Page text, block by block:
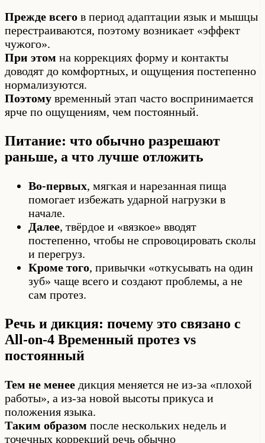
Прежде всего в период адаптации язык и мышцы
перестраиваются, поэтому возникает «эффект
чужого».
При этом на коррекциях форму и контакты
доводят до комфортных, и ощущения постепенно
нормализуются.
Поэтому временный этап часто воспринимается
ярче по ощущениям, чем постоянный.
Питание: что обычно разрешают
раньше, а что лучше отложить
Во-первых, мягкая и нарезанная пища
помогает избежать ударной нагрузки в
начале.
Далее, твёрдое и «вязкое» вводят
постепенно, чтобы не спровоцировать сколы
и перегруз.
Кроме того, привычки «откусывать на один
зуб» чаще всего и создают проблемы, а не
сам протез.
Речь и дикция: почему это связано с
All-on-4 Временный протез vs
постоянный
Тем не менее дикция меняется не из-за «плохой
работы», а из-за новой высоты прикуса и
положения языка.
Таким образом после нескольких недель и
точечных коррекций речь обычно